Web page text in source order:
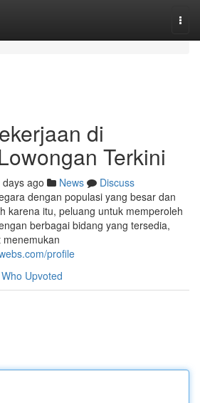
di
Terkini
ago News
Discuss
dengan populasi yang besar dan
karena itu, peluang untuk memperoleh
berbagai bidang yang tersedia,
profile
Who Upvoted